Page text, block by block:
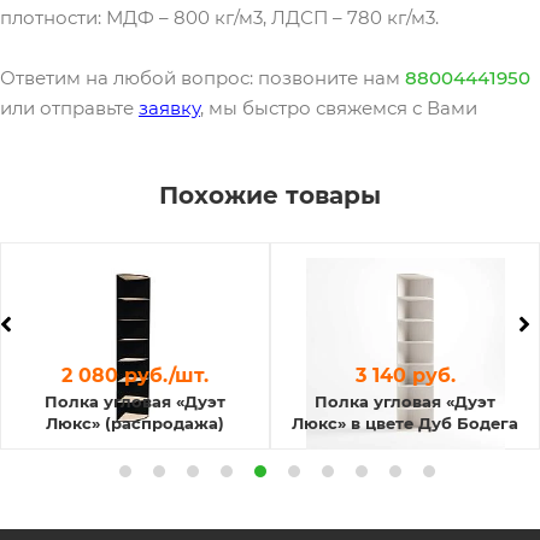
плотности: МДФ – 800 кг/м3, ЛДСП – 780 кг/м3.
Ответим на любой вопрос: позвоните нам 88004441950
или отправьте заявку, мы быстро свяжемся с Вами
Похожие товары
Полка угловая «Дуэт
Люкс» (распродажа)
2 080 руб./шт.
Полка угловая «Дуэт
Люкс» в цвете Дуб Бодега
3 140 руб.